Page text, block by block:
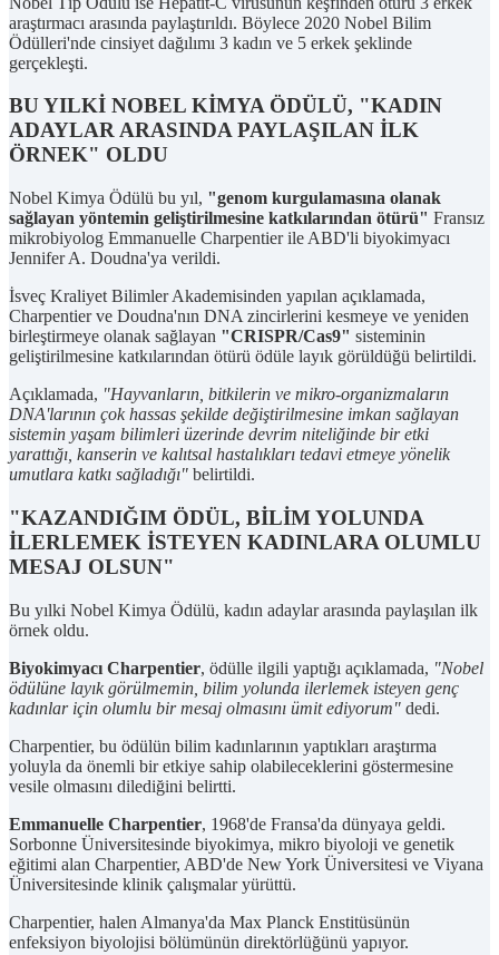
araştırmacı arasında paylaştırıldı. Böylece 2020 Nobel Bilim
Ödülleri'nde cinsiyet dağılımı 3 kadın ve 5 erkek şeklinde
gerçekleşti.
BU YILKİ NOBEL KİMYA ÖDÜLÜ, "KADIN
ADAYLAR ARASINDA PAYLAŞILAN İLK
ÖRNEK" OLDU
Nobel Kimya Ödülü bu yıl, "genom kurgulamasına olanak
sağlayan yöntemin geliştirilmesine katkılarından ötürü" Fransız
mikrobiyolog Emmanuelle Charpentier ile ABD'li biyokimyacı
Jennifer A. Doudna'ya verildi.
İsveç Kraliyet Bilimler Akademisinden yapılan açıklamada,
Charpentier ve Doudna'nın DNA zincirlerini kesmeye ve yeniden
birleştirmeye olanak sağlayan "CRISPR/Cas9" sisteminin
geliştirilmesine katkılarından ötürü ödüle layık görüldüğü belirtildi.
Açıklamada, "Hayvanların, bitkilerin ve mikro-organizmaların
DNA'larının çok hassas şekilde değiştirilmesine imkan sağlayan
sistemin yaşam bilimleri üzerinde devrim niteliğinde bir etki
yarattığı, kanserin ve kalıtsal hastalıkları tedavi etmeye yönelik
umutlara katkı sağladığı" belirtildi.
"KAZANDIĞIM ÖDÜL, BİLİM YOLUNDA
İLERLEMEK İSTEYEN KADINLARA OLUMLU
MESAJ OLSUN"
Bu yılki Nobel Kimya Ödülü, kadın adaylar arasında paylaşılan ilk
örnek oldu.
Biyokimyacı Charpentier, ödülle ilgili yaptığı açıklamada, "Nobel
ödülüne layık görülmemin, bilim yolunda ilerlemek isteyen genç
kadınlar için olumlu bir mesaj olmasını ümit ediyorum" dedi.
Charpentier, bu ödülün bilim kadınlarının yaptıkları araştırma
yoluyla da önemli bir etkiye sahip olabileceklerini göstermesine
vesile olmasını dilediğini belirtti.
Emmanuelle Charpentier, 1968'de Fransa'da dünyaya geldi.
Sorbonne Üniversitesinde biyokimya, mikro biyoloji ve genetik
eğitimi alan Charpentier, ABD'de New York Üniversitesi ve Viyana
Üniversitesinde klinik çalışmalar yürüttü.
Charpentier, halen Almanya'da Max Planck Enstitüsünün
enfeksiyon biyolojisi bölümünün direktörlüğünü yapıyor.